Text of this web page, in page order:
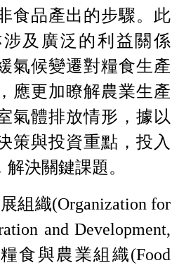
食品產出的步驟。此
及廣泛的利益關係
氣候變遷對糧食生產
應更加瞭解農業生產
氣體排放情形，據以
策與投資重點，投入
決關鍵課題。
組織(Organization for
and Development,
食與農業組織(Food